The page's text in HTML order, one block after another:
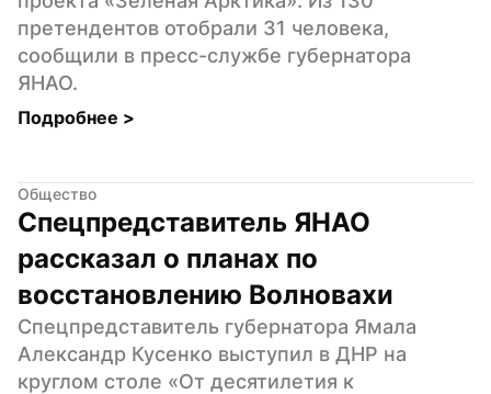
претендентов отобрали 31 человека,
сообщили в пресс-службе губернатора
ЯНАО.
Подробнее >
Общество
Спецпредставитель ЯНАО
рассказал о планах по
восстановлению Волновахи
Спецпредставитель губернатора Ямала
Александр Кусенко выступил в ДНР на
круглом столе «От десятилетия к